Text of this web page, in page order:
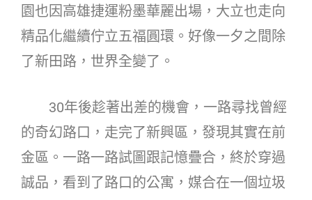
園也因高雄捷運粉墨華麗出場，大立也走向
精品化繼續佇立五福圓環。好像一夕之間除
了新田路，世界全變了。
30年後趁著出差的機會，一路尋找曾經
的奇幻路口，走完了新興區，發現其實在前
金區。一路一路試圖跟記憶疊合，終於穿過
誠品，看到了路口的公寓，媒合在一個垃圾